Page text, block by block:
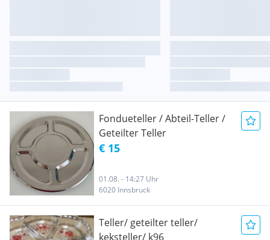
Fondueteller / Abteil-Teller /
Geteilter Teller
€ 15
01.08. - 14:27 Uhr
6020 Innsbruck
Teller/ geteilter teller/
keksteller/ k96